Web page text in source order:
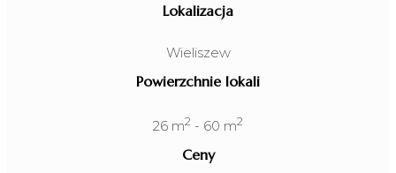
Lokalizacja
Wieliszew
Powierzchnie lokali
26 m2 - 60 m2
Ceny